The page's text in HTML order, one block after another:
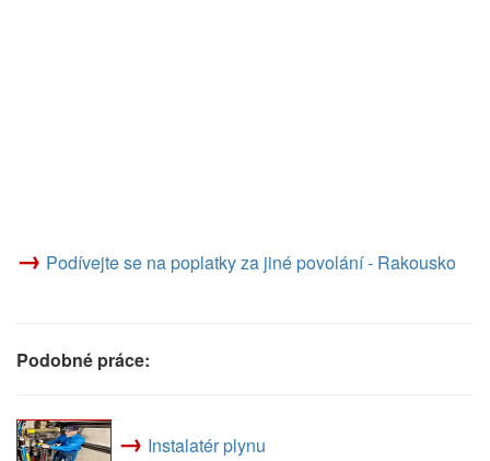
→ Podívejte se na poplatky za jiné povolání - Rakousko
Podobné práce:
→ Instalatér plynu